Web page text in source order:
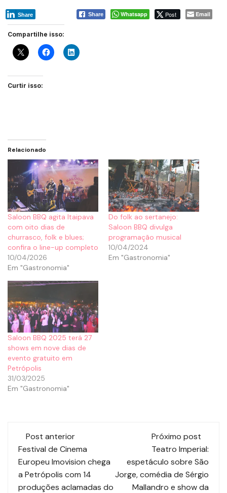
Share Whatsapp Post Email
Share
Compartilhe isso:
Curtir isso:
Relacionado
Saloon BBQ agita Itaipava
com oito dias de
churrasco, folk e blues;
confira o line-up completo
10/04/2026
Em "Gastronomia"
Do folk ao sertanejo:
Saloon BBQ divulga
programação musical
10/04/2024
Em "Gastronomia"
Saloon BBQ 2025 terá 27
shows em nove dias de
evento gratuito em
Petrópolis
31/03/2025
Em "Gastronomia"
Post anterior
Festival de Cinema
Europeu Imovision chega
a Petrópolis com 14
produções aclamadas do
Próximo post
Teatro Imperial:
espetáculo sobre São
Jorge, comédia de Sérgio
Mallandro e show da